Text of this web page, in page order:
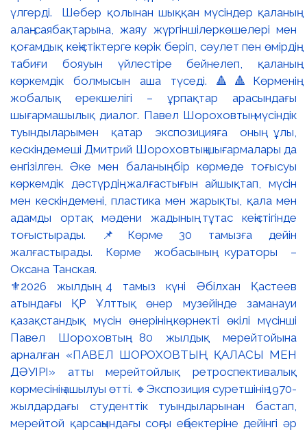
⚜️2026 жылдың 4 тамыз күні Әбілхан Қастеев
атындағы ҚР Ұлттық өнер музейінде заманауи
қазақстандық мүсін өнерінің көрнекті өкілі мүсінші
Павел Шороховтың 80 жылдық мерейтойына
арналған «ПАВЕЛ ШОРОХОВТЫҢ ҚАЛАСЫ МЕН
ДӘУІРІ» атты мерейтойлық ретроспективалық
көрмесінің ашылуы өтті. 🔹Экспозиция суретшінің 1970-
жылдардағы студенттік туындыларынан бастап,
мерейтой қарсаңындағы соңғы еңбектеріне дейінгі әр